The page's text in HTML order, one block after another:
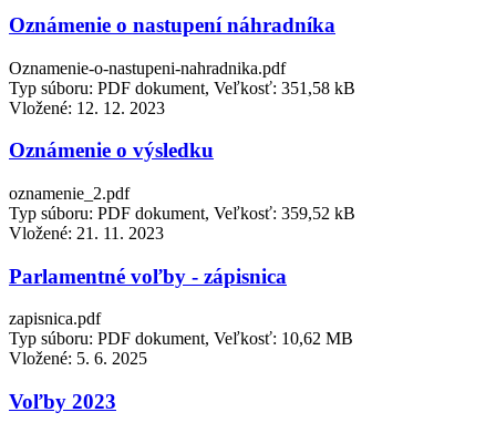
Oznámenie o nastupení náhradníka
Oznamenie-o-nastupeni-nahradnika.pdf
Typ súboru: PDF dokument, Veľkosť: 351,58 kB
Vložené: 12. 12. 2023
Oznámenie o výsledku
oznamenie_2.pdf
Typ súboru: PDF dokument, Veľkosť: 359,52 kB
Vložené: 21. 11. 2023
Parlamentné voľby - zápisnica
zapisnica.pdf
Typ súboru: PDF dokument, Veľkosť: 10,62 MB
Vložené: 5. 6. 2025
Voľby 2023